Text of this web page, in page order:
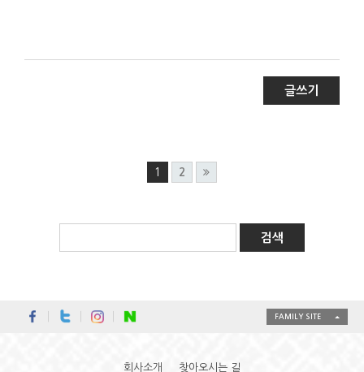
글쓰기
1 2
FAMILY SITE
회사소개 찾아오시는 길